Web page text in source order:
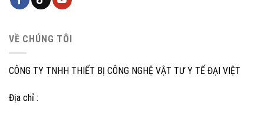
VỀ CHÚNG TÔI
CÔNG TY TNHH THIẾT BỊ CÔNG NGHỆ VẬT TƯ Y TẾ ĐẠI VIỆT
Địa chỉ :